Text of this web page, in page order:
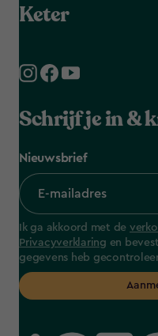
Keter
Schrijf je in &
Nieuwsbrief
Ik ga akkoord met de
Privacyverklaring en
gegevens heb